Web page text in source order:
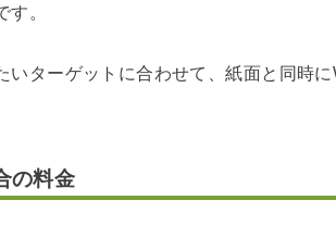
。
いターゲットに合わせて、紙面と同時
の料金